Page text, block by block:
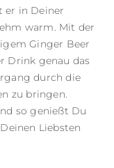
er in Deiner
warm. Mit der
Ginger Beer
Drink genau das
durch die
zu bringen.
so genießt Du
Liebsten